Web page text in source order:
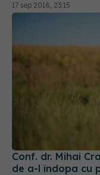
17 sep 2018, 23:15
Conf. dr. Mihai
de a-l îndopa cu